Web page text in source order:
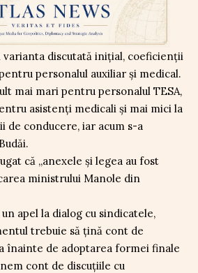
varianta discutată inițial, coeficienții
personalul auxiliar și medical.
mai mari pentru personalul TESA,
asistenți medicali și mai mici la
de conducere, iar acum s-a
că „anexele și legea au fost
ministrului Manole din
apel la dialog cu sindicatele,
trebuie să țină cont de
înainte de adoptarea formei finale
cont de discuțiile cu